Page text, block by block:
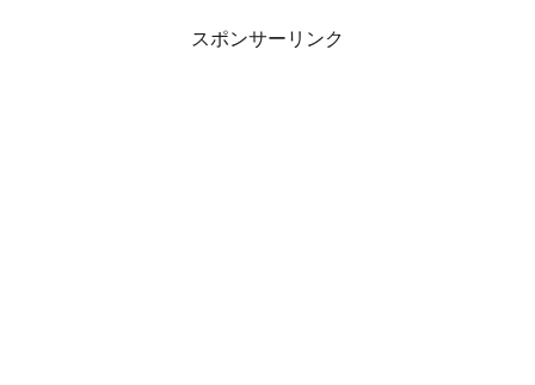
スポンサーリンク